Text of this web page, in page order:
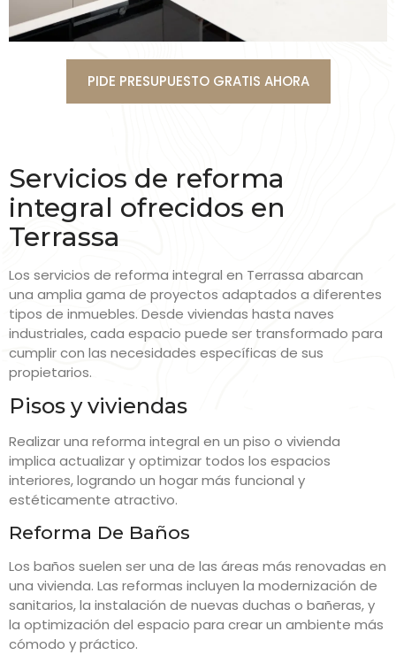
PIDE PRESUPUESTO GRATIS AHORA
Servicios de reforma
integral ofrecidos en
Terrassa
Los servicios de reforma integral en Terrassa abarcan
una amplia gama de proyectos adaptados a diferentes
tipos de inmuebles. Desde viviendas hasta naves
industriales, cada espacio puede ser transformado para
cumplir con las necesidades específicas de sus
propietarios.
Pisos y viviendas
Realizar una reforma integral en un piso o vivienda
implica actualizar y optimizar todos los espacios
interiores, logrando un hogar más funcional y
estéticamente atractivo.
Reforma De Baños
Los baños suelen ser una de las áreas más renovadas en
una vivienda. Las reformas incluyen la modernización de
sanitarios, la instalación de nuevas duchas o bañeras, y
la optimización del espacio para crear un ambiente más
cómodo y práctico.